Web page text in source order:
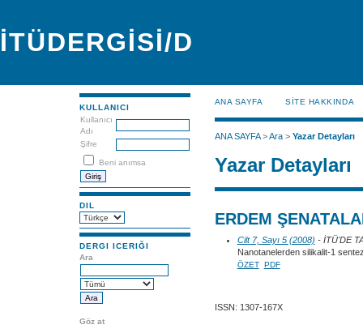
İTÜDERGİSİ/D
KULLANICI
Kullanıcı
Adı
Şifre
Beni anımsa
DIL
DERGI ICERIĞI
Ara
Göz at
ANA SAYFA SİTE HAKKINDA
ANA SAYFA>Ara> Yazar Detayları
Yazar Detayları
ERDEM
Cilt 7, Sayı 5 (2008) - İTÜ'DE
Nanotanelerden silikalit-1
ÖZET PDF
ISSN: 1307-167X